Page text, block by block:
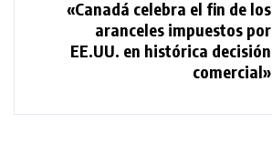
«Canadá celebra el fin de los
aranceles impuestos por
EE.UU. en histórica decisión
comercial»